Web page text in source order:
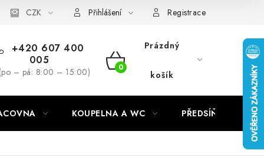
CZK Přihlášení Registrace
+420 607 400
005
(po – pá: 8:00 – 15:00)
NÁKUPNÍ
Prázdný
košík
KOUPELNA A WC PŘEDSÍŇ